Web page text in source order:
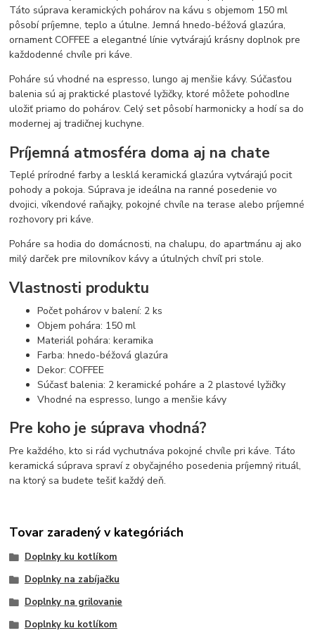
Táto súprava keramických pohárov na kávu s objemom 150 ml
pôsobí príjemne, teplo a útulne. Jemná hnedo-béžová glazúra,
ornament COFFEE a elegantné línie vytvárajú krásny doplnok pre
každodenné chvíle pri káve.
Poháre sú vhodné na espresso, lungo aj menšie kávy. Súčasťou
balenia sú aj praktické plastové lyžičky, ktoré môžete pohodlne
uložiť priamo do pohárov. Celý set pôsobí harmonicky a hodí sa do
modernej aj tradičnej kuchyne.
Príjemná atmosféra doma aj na chate
Teplé prírodné farby a lesklá keramická glazúra vytvárajú pocit
pohody a pokoja. Súprava je ideálna na ranné posedenie vo
dvojici, víkendové raňajky, pokojné chvíle na terase alebo príjemné
rozhovory pri káve.
Poháre sa hodia do domácnosti, na chalupu, do apartmánu aj ako
milý darček pre milovníkov kávy a útulných chvíľ pri stole.
Vlastnosti produktu
Počet pohárov v balení: 2 ks
Objem pohára: 150 ml
Materiál pohára: keramika
Farba: hnedo-béžová glazúra
Dekor: COFFEE
Súčasť balenia: 2 keramické poháre a 2 plastové lyžičky
Vhodné na espresso, lungo a menšie kávy
Pre koho je súprava vhodná?
Pre každého, kto si rád vychutnáva pokojné chvíle pri káve. Táto
keramická súprava spraví z obyčajného posedenia príjemný rituál,
na ktorý sa budete tešiť každý deň.
Tovar zaradený v kategóriách
Doplnky ku kotlíkom
Doplnky na zabíjačku
Doplnky na grilovanie
Doplnky ku kotlíkom